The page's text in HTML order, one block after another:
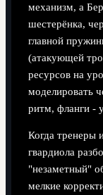
механизм, а
шестерёнка,
главной
(атакующей
ресурсов на
моделировать
ритм, фланги -
Когда тренеры
гвардиола
"незаметный"
мелкие